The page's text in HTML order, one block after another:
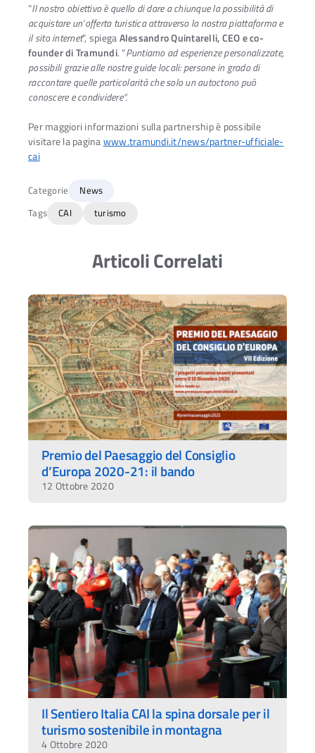
“Il nostro obiettivo è quello di dare a chiunque la possibilità di
acquistare un’offerta turistica attraverso la nostra piattaforma e
il sito internet”, spiegaAlessandro Quintarelli, CEO e co-
founder di Tramundi. “Puntiamo ad esperienze personalizzate,
possibili grazie alle nostre guide locali: persone in grado di
raccontare quelle particolarità che solo un autoctono può
conoscere e condividere”.
Per maggiori informazioni sulla partnership è possibile
visitare la paginawww.tramundi.it/news/partner-ufficiale-
cai
Categorie
News
Tags
CAI turismo
Articoli Correlati
Premio del Paesaggio del Consiglio
d’Europa 2020-21: il bando
12 Ottobre 2020
Il Sentiero Italia CAI la spina dorsale per il
turismo sostenibile in montagna
4 Ottobre 2020